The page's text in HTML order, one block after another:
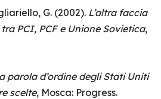
G. (2002). L’altra faccia
PCI, PCF e Unione Sovietica,
parola d’ordine degli Stati Uniti
scelte, Mosca: Progress.